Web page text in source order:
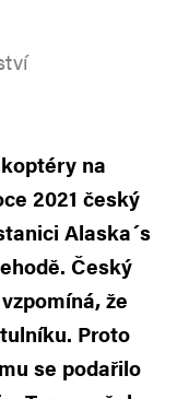
na
2021 český
Alaska´s
Český
že
Proto
se podařilo